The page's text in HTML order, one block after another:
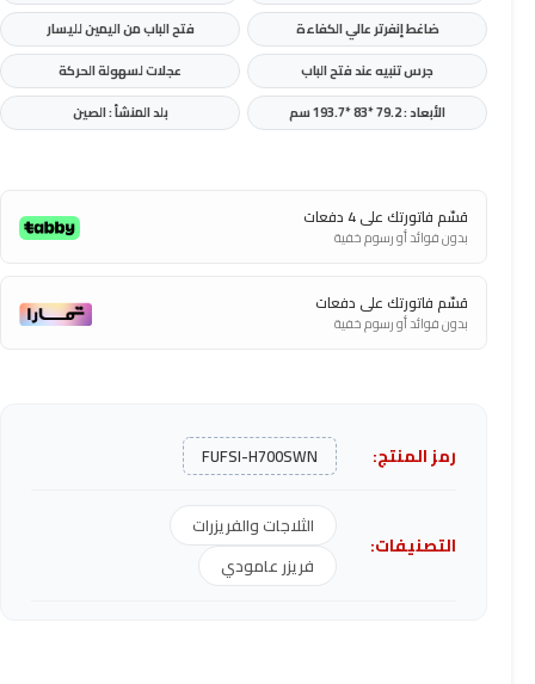
ضاغط إنفرتر عالي الكفاءة
فتح الباب من اليمين لليسار
جرس تنبيه عند فتح الباب
عجلات لسهولة الحركة
الأبعاد : 79.2 *83 *193.7 سم
بلد المنشأ : الصين
قسّم فاتورتك على 4 دفعات
بدون فوائد أو رسوم خفية
قسّم فاتورتك على دفعات
بدون فوائد أو رسوم خفية
رمز المنتج: FUFSI-H700SWN
التصنيفات:
الثلاجات والفريزرات
فريزر عامودي